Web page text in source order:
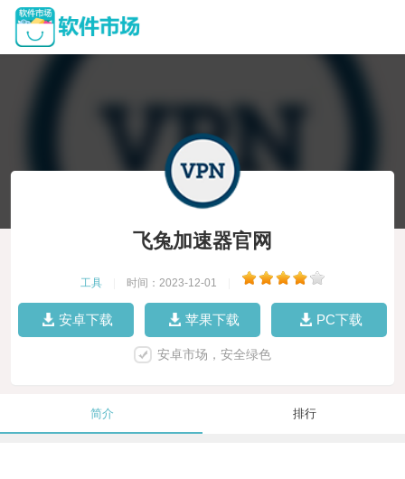
飞兔加速器官网
工具 时间：2023-12-01
安卓下载 苹果下载 PC下载
安卓市场，安全绿色
简介 排行